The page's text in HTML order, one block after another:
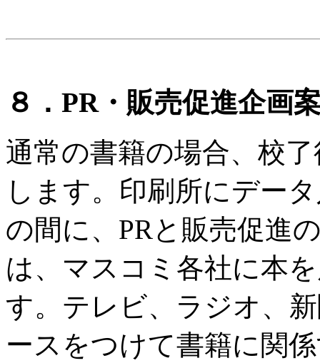
８．PR・販売促進企画
通常の書籍の場合、校
します。印刷所にデー
の間に、PRと販売促進
は、マスコミ各社に本
す。テレビ、ラジオ、
ースをつけて書籍に関